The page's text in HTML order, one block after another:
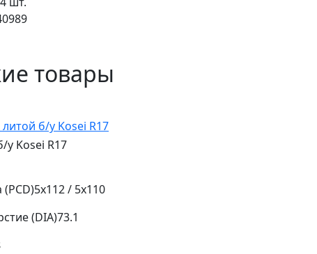
товары
у Kosei R17
(PCD)5x112 / 5x110
(DIA)73.1